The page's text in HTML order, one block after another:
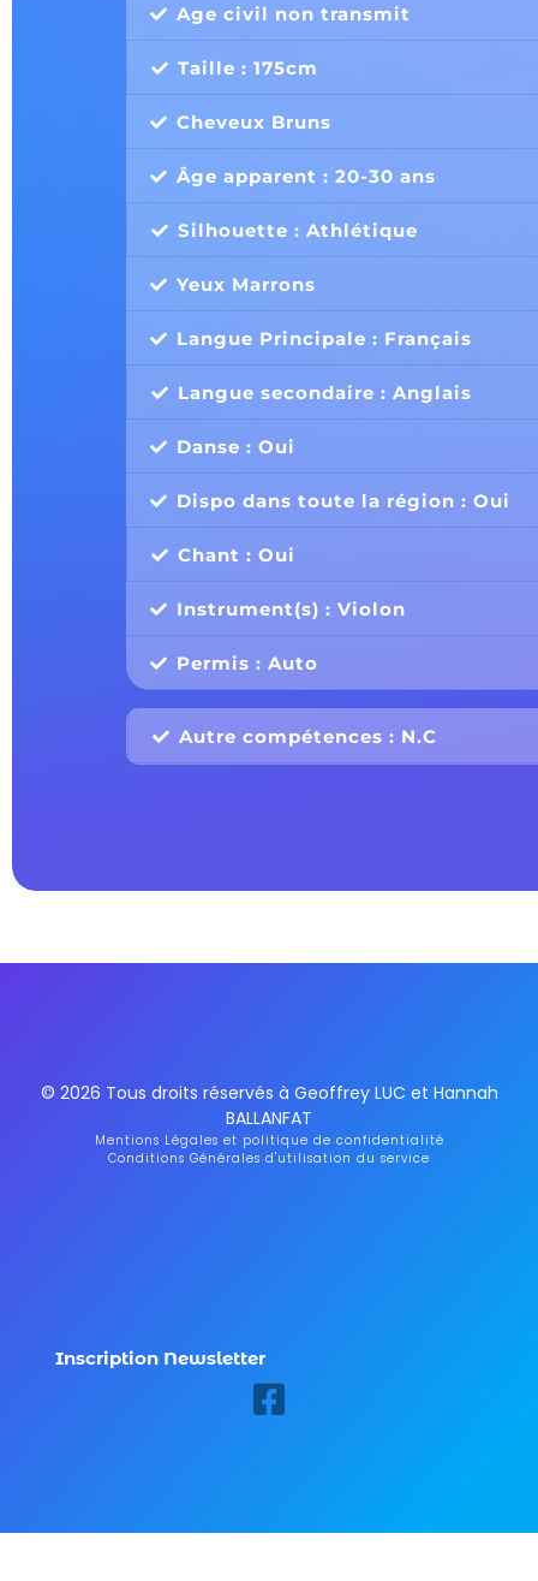
Age civil non transmit
Taille : 175cm
Cheveux Bruns
Âge apparent : 20-30 ans
Silhouette : Athlétique
Yeux Marrons
Langue Principale : Français
Langue secondaire : Anglais
Danse : Oui
Dispo dans toute la région : Oui
Chant : Oui
Instrument(s) : Violon
Permis : Auto
Autre compétences : N.C
© 2026 Tous droits réservés à Geoffrey LUC et Hannah
BALLANFAT
Mentions Légales et politique de confidentialité
Conditions Générales d'utilisation du service
Inscription Newsletter